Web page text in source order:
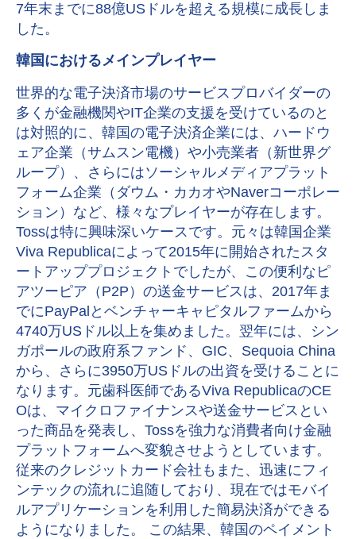
7年末までに88億USドルを超える規模に成長しま
した。
韓国におけるメインプレイヤー
世界的な電子決済市場のサービスプロバイダーの
多くが金融機関やIT企業の支援を受けているのと
は対照的に、韓国の電子決済企業には、ハードウ
ェア企業（サムスン電機）や小売業者（新世界グ
ループ）、さらにはソーシャルメディアプラット
フォーム企業（ダウム・カカオやNaverコーポレー
ション）など、様々なプレイヤーが存在します。
Tossは特に興味深いケースです。元々は韓国企業
Viva Republicaによって2015年に開始されたスタ
ートアッププロジェクトでしたが、この便利なピ
アツーピア（P2P）の送金サービスは、2017年ま
でにPayPalとベンチャーキャピタルファームから
4740万USドル以上を集めました。翌年には、シン
ガポールの政府系ファンド、GIC、Sequoia China
から、さらに3950万USドルの出資を受けることに
なります。元歯科医師であるViva RepublicaのCE
Oは、マイクロファイナンスや送金サービスとい
った商品を発表し、Tossを強力な消費者向け金融
プラットフォームへ変貌させようとしています。
従来のクレジットカード会社もまた、迅速にフィ
ンテックの流れに追随しており、現在ではモバイ
ルアプリケーションを利用した簡易決済ができる
ようになりました。 この結果、韓国のペイメント